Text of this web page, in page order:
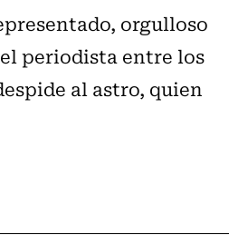
orgulloso
periodista entre los
al astro, quien